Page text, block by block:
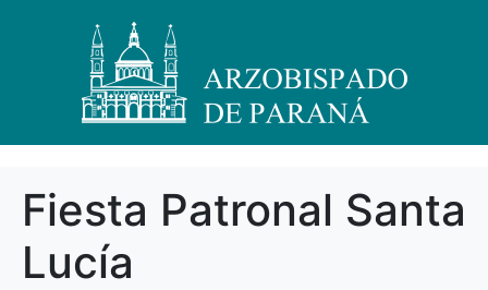
Fiesta Patronal Santa
Lucía